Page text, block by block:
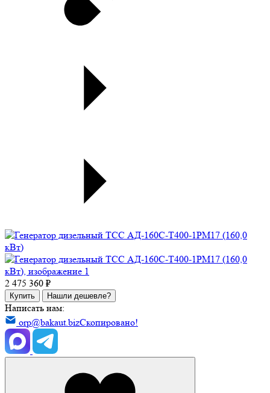
2 475 360 ₽
Купить Нашли дешевле?
Написать нам:
orp@bakaut.bizСкопировано!